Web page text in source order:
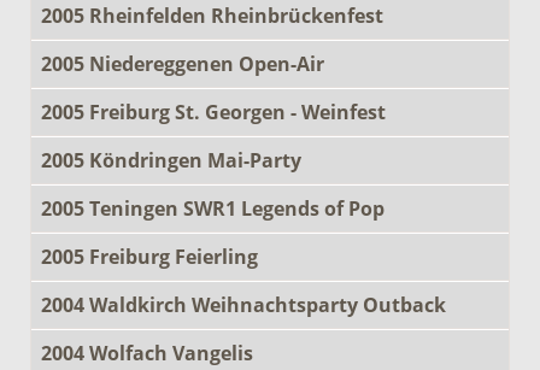
2005 Rheinfelden Rheinbrückenfest
2005 Niedereggenen Open-Air
2005 Freiburg St. Georgen - Weinfest
2005 Köndringen Mai-Party
2005 Teningen SWR1 Legends of Pop
2005 Freiburg Feierling
2004 Waldkirch Weihnachtsparty Outback
2004 Wolfach Vangelis